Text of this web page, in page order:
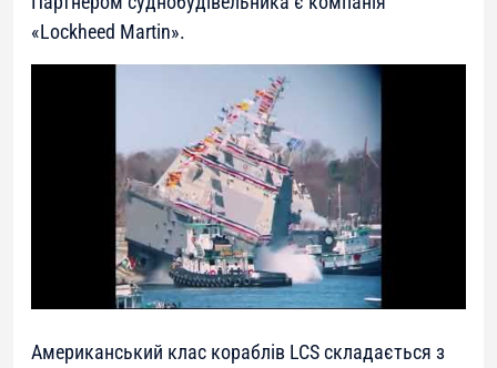
«Lockheed Martin».
Американський клас кораблів LCS складається з